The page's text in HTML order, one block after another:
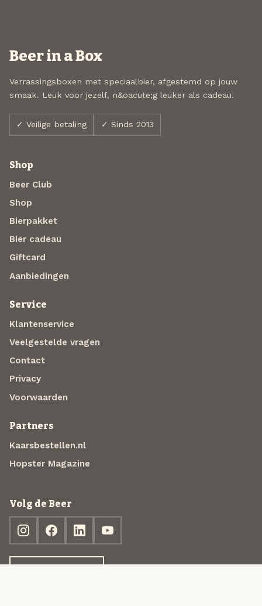
Beer in a Box
Verrassingsboxen met speciaalbier, afgestemd op jouw
smaak. Leuk voor jezelf, n&oacute;g leuker als cadeau.
✓ Veilige betaling ✓ Sinds 2013
Shop
Beer Club
Shop
Bierpakket
Bier cadeau
Giftcard
Aanbiedingen
Service
Klantenservice
Veelgestelde vragen
Contact
Privacy
Voorwaarden
Partners
Kaarsbestellen.nl
Hopster Magazine
Volg de Beer